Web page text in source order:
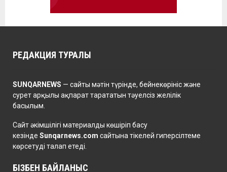
РЕДАКЦИЯ ТУРАЛЫ
SUNQARNEWS — сайты мәтін түрінде, бейнекөрініс және
сурет арқылы ақпарат тарататын тәуелсіз желілік
басылым.
Сайт әкімшілігі материалды көшіріп басу
кезінде Sunqarnews.com сайтына тікелей гиперсілтеме
көрсетуді талап етеді.
БІЗБЕН БАЙЛАНЫС